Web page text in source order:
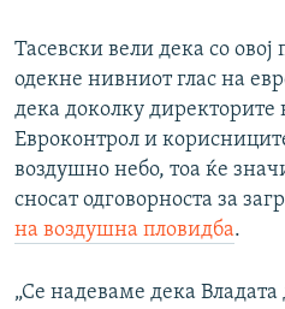
Тасевски вели дека со овој
одекне нивниот глас на
дека доколку директорите
Евроконтрол и
воздушно небо, тоа ќе
сносат одговорноста за
на воздушна пловидба.
„Се надеваме дека